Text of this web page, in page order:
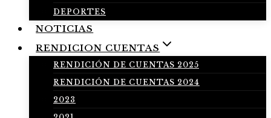
DEPORTES
NOTICIAS
RENDICION CUENTAS
RENDICIÓN DE CUENTAS 2025
RENDICIÓN DE CUENTAS 2024
2023